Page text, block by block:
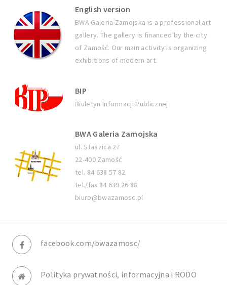
English version
BWA Galeria Zamojska is a professional art
gallery. The gallery is financed by the city
of Zamość. Our main activity is organizing
exhibitions of modern art.
BIP
Biuletyn Informacji Publicznej
BWA Galeria Zamojska
ul. Staszica 27
22-400 Zamość
tel. 84 638 57 82
tel./fax 84 639 26 88
biuro@bwazamosc.pl
facebook.com/bwazamosc/
Polityka prywatności, informacyjna i RODO